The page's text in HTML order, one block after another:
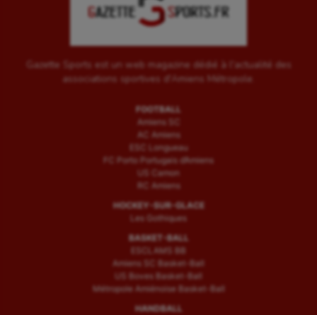
Gazette Sports est un web magazine dédié à l'actualité des
associations sportives d'Amiens Métropole.
FOOTBALL
Amiens SC
AC Amiens
ESC Longueau
FC Porto Portugais d’Amiens
US Camon
RC Amiens
HOCKEY-SUR-GLACE
Les Gothiques
BASKET-BALL
ESCLAMS BB
Amiens SC Basket-Ball
US Boves Basket-Ball
Métropole Amiénoise Basket-Ball
HANDBALL